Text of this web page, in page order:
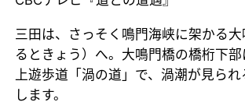
三田は、さっそく鳴門海峡に架かる
るときょう）へ。大鳴門橋の橋桁下
上遊歩道「渦の道」で、渦潮が見ら
します。